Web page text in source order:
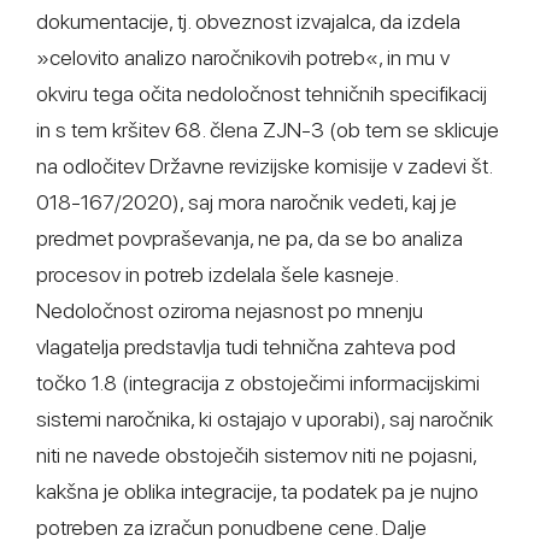
dokumentacije, tj. obveznost izvajalca, da izdela
»celovito analizo naročnikovih potreb«, in mu v
okviru tega očita nedoločnost tehničnih specifikacij
in s tem kršitev 68. člena ZJN-3 (ob tem se sklicuje
na odločitev Državne revizijske komisije v zadevi št.
018-167/2020), saj mora naročnik vedeti, kaj je
predmet povpraševanja, ne pa, da se bo analiza
procesov in potreb izdelala šele kasneje.
Nedoločnost oziroma nejasnost po mnenju
vlagatelja predstavlja tudi tehnična zahteva pod
točko 1.8 (integracija z obstoječimi informacijskimi
sistemi naročnika, ki ostajajo v uporabi), saj naročnik
niti ne navede obstoječih sistemov niti ne pojasni,
kakšna je oblika integracije, ta podatek pa je nujno
potreben za izračun ponudbene cene. Dalje